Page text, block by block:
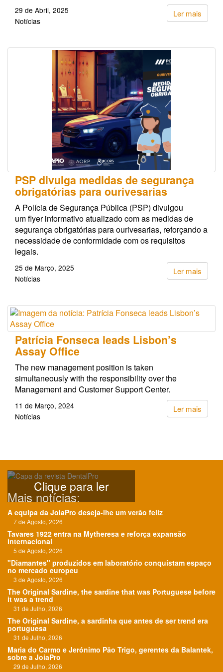
Ler mais
29 de Abril, 2025
Notícias
PSP divulga medidas de segurança
obrigatórias para ourivesarias
A Polícia de Segurança Pública (PSP) divulgou
um flyer informativo atualizado com as medidas de
segurança obrigatórias para ourivesarias, reforçando a
necessidade de conformidade com os requisitos
legais.
Ler mais
25 de Março, 2025
Notícias
Patrícia Fonseca leads Lisbon’s
Assay Office
The new management position is taken
simultaneously with the responsibility over the
Management and Customer Support Center.
Ler mais
11 de Março, 2024
Notícias
Clique para ler
Mais notícias:
A equipa da JoiaPro deseja-lhe um verão feliz
7 de Agosto, 2026
Tavares 1922 entra na Mytheresa e reforça expansão
internacional
5 de Agosto, 2026
"Diamantes" produzidos em laboratório conquistam espaço
no mercado europeu
3 de Agosto, 2026
The Original Sardine, the sardine that was Portuguese before
it was a trend
31 de Julho, 2026
The Original Sardine, a sardinha que antes de ser trend era
portuguesa
31 de Julho, 2026
Maria do Carmo e Jerónimo Pão Trigo, gerentes da Balantek,
sobre a JoiaPro
29 de Julho, 2026